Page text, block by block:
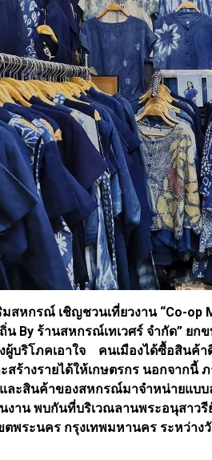
มสหกรณ์ เชิญชวนเที่ยวงาน “Co-
By ร้านสหกรณ์เทเวศร์ จำกัด” ย
ผู้บริโภคเอาใจ คนเมืองได้ซื้อสินค้
สร้างรายได้ให้เกษตรกร นอกจากนี้
ะสินค้าของสหกรณ์มาจำหน่ายแบ
นงาน พบกันที่บริเวณลานพระอนุสาว
พระนคร กรุงเทพมหานคร ระหว่าง